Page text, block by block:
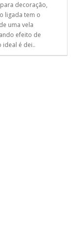
decoração,
ligada tem o
uma vela
efeito de
ideal é dei..